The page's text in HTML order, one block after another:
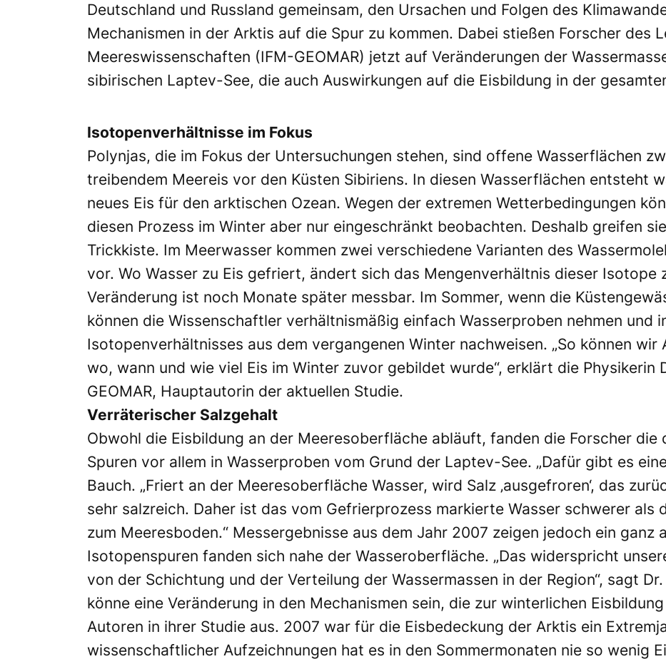
Deutschland und Russland gemeinsam, den Ursachen und Folgen des
Mechanismen in der Arktis auf die Spur zu kommen. Dabei stießen Forscher des
Meereswissenschaften (IFM-GEOMAR) jetzt auf Veränderungen der
sibirischen Laptev-See, die auch Auswirkungen auf die Eisbildung in der
Isotopenverhältnisse im Fokus
Polynjas, die im Fokus der Untersuchungen stehen, sind offene Wasserflächen
treibendem Meereis vor den Küsten Sibiriens. In diesen Wasserflächen entsteht
neues Eis für den arktischen Ozean. Wegen der extremen Wetterbedingungen
diesen Prozess im Winter aber nur eingeschränkt beobachten. Deshalb greifen
Trickkiste. Im Meerwasser kommen zwei verschiedene Varianten des
vor. Wo Wasser zu Eis gefriert, ändert sich das Mengenverhältnis dieser Isotope
Veränderung ist noch Monate später messbar. Im Sommer, wenn die
können die Wissenschaftler verhältnismäßig einfach Wasserproben nehmen und
Isotopenverhältnisses aus dem vergangenen Winter nachweisen. „So können
wo, wann und wie viel Eis im Winter zuvor gebildet wurde“, erklärt die Physikerin
GEOMAR, Hauptautorin der aktuellen Studie.
Verräterischer Salzgehalt
Obwohl die Eisbildung an der Meeresoberfläche abläuft, fanden die Forscher die
Spuren vor allem in Wasserproben vom Grund der Laptev-See. „Dafür gibt es
Bauch. „Friert an der Meeresoberfläche Wasser, wird Salz ‚ausgefroren‘, das
sehr salzreich. Daher ist das vom Gefrierprozess markierte Wasser schwerer als
zum Meeresboden.“ Messergebnisse aus dem Jahr 2007 zeigen jedoch ein ganz
Isotopenspuren fanden sich nahe der Wasseroberfläche. „Das widerspricht
von der Schichtung und der Verteilung der Wassermassen in der Region“, sagt
könne eine Veränderung in den Mechanismen sein, die zur winterlichen
Autoren in ihrer Studie aus. 2007 war für die Eisbedeckung der Arktis ein
wissenschaftlicher Aufzeichnungen hat es in den Sommermonaten nie so wenig